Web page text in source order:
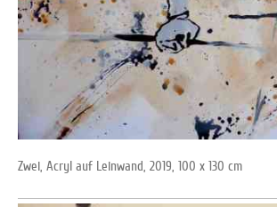
Zwei, Acryl auf Leinwand, 2019, 100 x 130 cm